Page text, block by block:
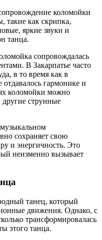
коломойки
такие как скрипка,
яркие звуки и
танца.
сопровождалась
В Закарпатье часто
в то время как в
гармонике и
коломойки можно
другие струнные
сохраняет свою
и энергичность. Это
неизменно вызывает
танец, который
движения. Однако, с
трансформировалась
этого танца.